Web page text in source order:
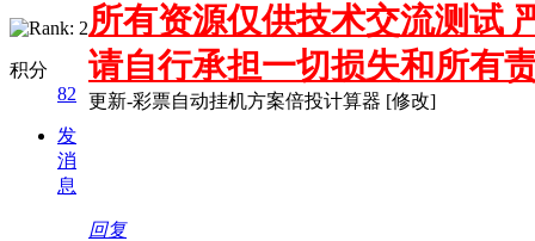
积分
82
发
消
息
所有资源仅供技术交流测试
请自行承担一切损失和所有
更新-彩票自动挂机方案倍投计算器 [修改]
回复